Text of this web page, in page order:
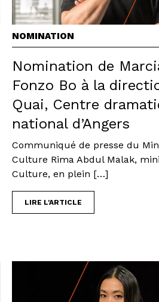
NOMINATION
Nomination de
Fonzo Bo à la
Quai, Centre
national d’Angers
Communiqué de presse du
Culture Rima Abdul Malak,
Culture, en plein […]
LIRE L'ARTICLE